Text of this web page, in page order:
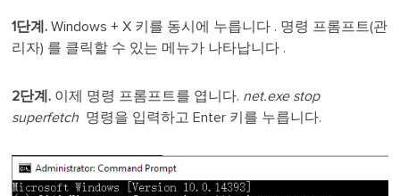
1단계.Windows + X 키를 동시에 누릅니다 . 명령 프롬프트(관
리자) 를 클릭할 수 있는 메뉴가 나타납니다 .
2단계. 이제 명령 프롬프트를 엽니다. net.exe stop
superfetch 명령을 입력하고 Enter 키를 누릅니다.